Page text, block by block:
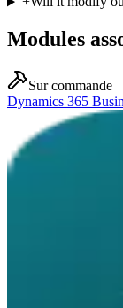
Modules
Sur commande
Dynamics 365